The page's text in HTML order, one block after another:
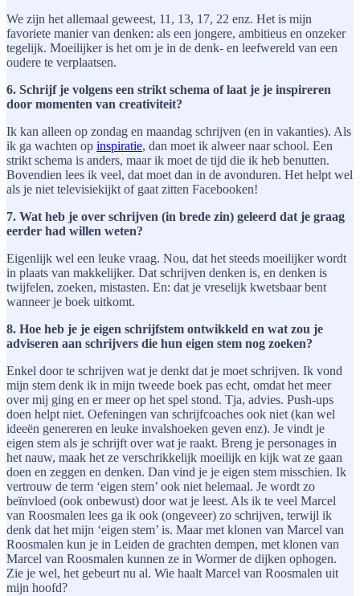
We zijn het allemaal geweest, 11, 13, 17, 22 enz. Het is mijn
favoriete manier van denken: als een jongere, ambitieus en onzeker
tegelijk. Moeilijker is het om je in de denk- en leefwereld van een
oudere te verplaatsen.
6. Schrijf je volgens een strikt schema of laat je je inspireren
door momenten van creativiteit?
Ik kan alleen op zondag en maandag schrijven (en in vakanties). Als
ik ga wachten op inspiratie, dan moet ik alweer naar school. Een
strikt schema is anders, maar ik moet de tijd die ik heb benutten.
Bovendien lees ik veel, dat moet dan in de avonduren. Het helpt wel
als je niet televisiekijkt of gaat zitten Facebooken!
7. Wat heb je over schrijven (in brede zin) geleerd dat je graag
eerder had willen weten?
Eigenlijk wel een leuke vraag. Nou, dat het steeds moeilijker wordt
in plaats van makkelijker. Dat schrijven denken is, en denken is
twijfelen, zoeken, mistasten. En: dat je vreselijk kwetsbaar bent
wanneer je boek uitkomt.
8. Hoe heb je je eigen schrijfstem ontwikkeld en wat zou je
adviseren aan schrijvers die hun eigen stem nog zoeken?
Enkel door te schrijven wat je denkt dat je moet schrijven. Ik vond
mijn stem denk ik in mijn tweede boek pas echt, omdat het meer
over mij ging en er meer op het spel stond. Tja, advies. Push-ups
doen helpt niet. Oefeningen van schrijfcoaches ook niet (kan wel
ideeën genereren en leuke invalshoeken geven enz). Je vindt je
eigen stem als je schrijft over wat je raakt. Breng je personages in
het nauw, maak het ze verschrikkelijk moeilijk en kijk wat ze gaan
doen en zeggen en denken. Dan vind je je eigen stem misschien. Ik
vertrouw de term ‘eigen stem’ ook niet helemaal. Je wordt zo
beïnvloed (ook onbewust) door wat je leest. Als ik te veel Marcel
van Roosmalen lees ga ik ook (ongeveer) zo schrijven, terwijl ik
denk dat het mijn ‘eigen stem’ is. Maar met klonen van Marcel van
Roosmalen kun je in Leiden de grachten dempen, met klonen van
Marcel van Roosmalen kunnen ze in Wormer de dijken ophogen.
Zie je wel, het gebeurt nu al. Wie haalt Marcel van Roosmalen uit
mijn hoofd?